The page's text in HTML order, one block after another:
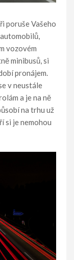
poruše Vašeho
vozovém
minibusů, si
pronájem.
v neustále
a je na ně
na trhu už
si je nemohou